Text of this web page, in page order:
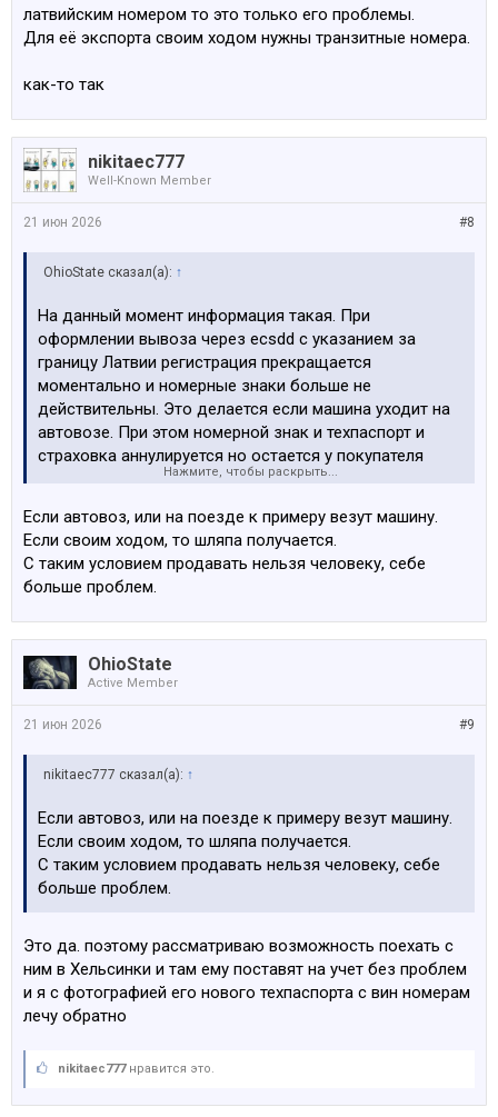
латвийским номером то это только его проблемы.
Для её экспорта своим ходом нужны транзитные номера.
как-то так
nikitaec777
Well-Known Member
#8
21 июн 2026
OhioState сказал(а): ↑
На данный момент информация такая. При
оформлении вывоза через ecsdd с указанием за
границу Латвии регистрация прекращается
моментально и номерные знаки больше не
действительны. Это делается если машина уходит на
автовозе. При этом номерной знак и техпаспорт и
страховка аннулируется но остается у покупателя
вместе с частью договора купли продажи это ему
дальнейшем, если он захочет ехать на ней с обычным
латвийским номером то это только его проблемы.
Для её экспорта своим ходом нужны транзитные
номера.
как-то так
Нажмите, чтобы раскрыть...
Если автовоз, или на поезде к примеру везут машину.
Если своим ходом, то шляпа получается.
С таким условием продавать нельзя человеку, себе
больше проблем.
OhioState
Active Member
#9
21 июн 2026
nikitaec777 сказал(а): ↑
Если автовоз, или на поезде к примеру везут машину.
Если своим ходом, то шляпа получается.
С таким условием продавать нельзя человеку, себе
больше проблем.
Это да. поэтому рассматриваю возможность поехать с
ним в Хельсинки и там ему поставят на учет без проблем
и я с фотографией его нового техпаспорта с вин номерам
лечу обратно
nikitaec777нравится это.